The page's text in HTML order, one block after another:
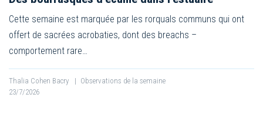
Cette semaine est marquée par les rorquals communs qui ont
offert de sacrées acrobaties, dont des breachs –
comportement rare…
Thalia Cohen Bacry | Observations de la semaine
23/7/2026